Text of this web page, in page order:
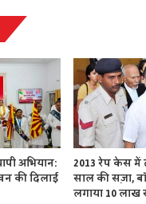
अभियान:
की दिलाई
2013 रेप केस
साल की सज़ा,
लगाया 10 लाख